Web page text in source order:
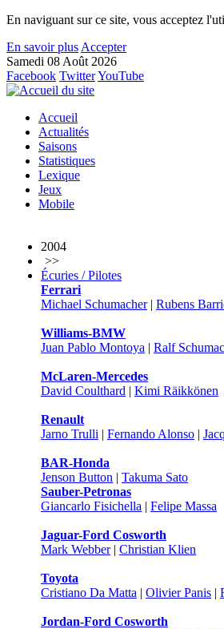
En naviguant sur ce site, vous acceptez
En savoir plus Accepter
Samedi 08 Août 2026
Facebook TwitterYouTube
Accueil
Actualités
Saisons
Statistiques
Lexique
Jeux
Mobile
2004
>>
Écuries / Pilotes
Ferrari
Michael Schumacher| Rubens
Williams-BMW
Juan Pablo Montoya | Ralf
McLaren-Mercedes
David Coulthard | Kimi Räikkönen
Renault
Jarno Trulli | Fernando Alonso |
BAR-Honda
Jenson Button | Takuma Sato
Sauber-Petronas
Giancarlo Fisichella | Felipe Massa
Jaguar-Ford Cosworth
Mark Webber| Christian Klien
Toyota
Cristiano Da Matta | Olivier Panis |
Jordan-Ford Cosworth